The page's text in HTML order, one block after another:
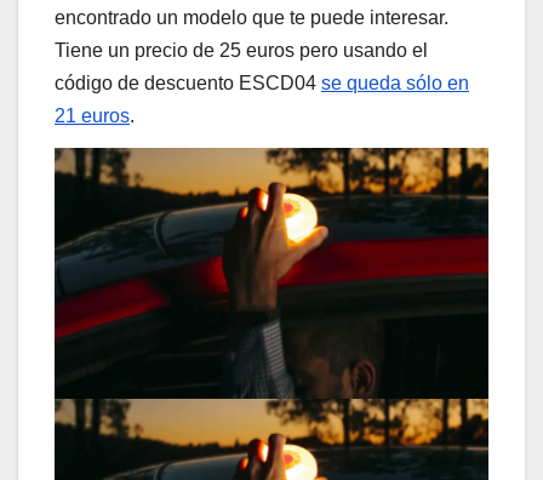
encontrado un modelo que te puede interesar.
Tiene un precio de 25 euros pero usando el
código de descuento ESCD04 se queda sólo en
21 euros.